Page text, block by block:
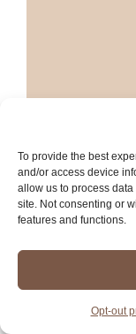
To provide the best
and/or access device
allow us to process
site. Not consenting or
features and functions.
Opt-out